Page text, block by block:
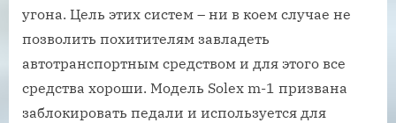
угона. Цель этих систем – ни в коем случае не
позволить похитителям завладеть
автотранспортным средством и для этого все
средства хороши. Модель Solex m-1 призвана
заблокировать педали и используется для